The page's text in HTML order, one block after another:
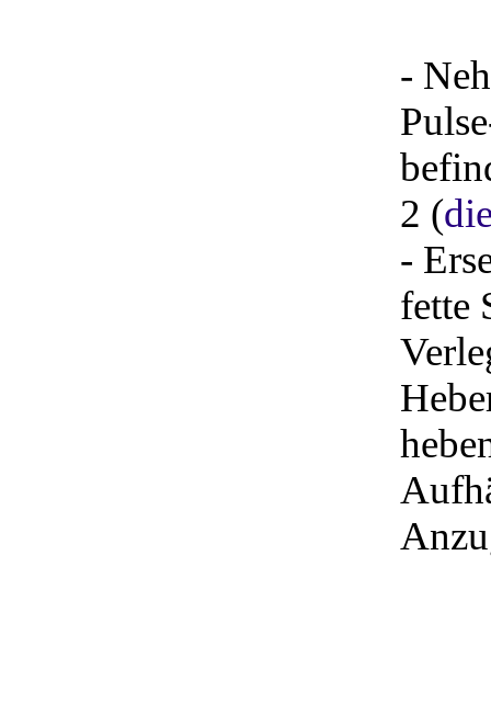
-
2 (
-
fette